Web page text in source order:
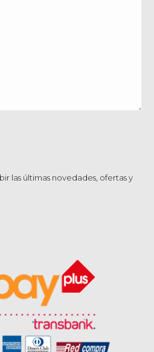
las últimas novedades, ofertas y